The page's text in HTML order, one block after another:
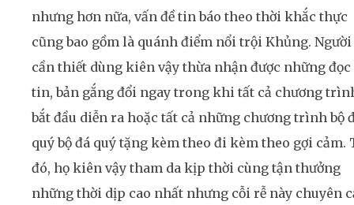
nhưng hơn nữa, vấn đề tin báo theo thời khắc thực
cũng bao gồm là quánh điểm nổi trội Khủng. Người
cần thiết dùng kiên vậy thừa nhận được những đọc
tin, bản gắng đổi ngay trong khi tất cả chương
bắt đầu diễn ra hoặc tất cả những chương trình bộ
quý bộ đá quý tặng kèm theo đi kèm theo gợi cảm.
đó, họ kiên vậy tham da kịp thời cùng tận thưởng
những thời dịp cao nhất nhưng cỗi rễ này chuyên